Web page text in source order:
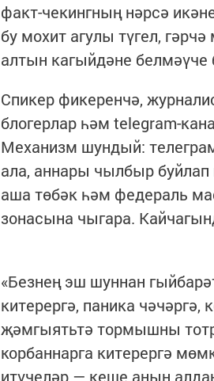
факт-чекингның нәрсә
бу мохит агулы түгел,
алтын кагыйдәне
Спикер фикеренчә,
блогерлар һәм telegram-
Механизм шундый:
ала, аннары чылбыр
аша төбәк һәм федераль
зонасына чыгара.
«Безнең эш шуннан
китерергә, паника чәчәргә,
җәмгыятьтә тормышны
корбаннарга китерергә
итүчеләр — кеше аңын